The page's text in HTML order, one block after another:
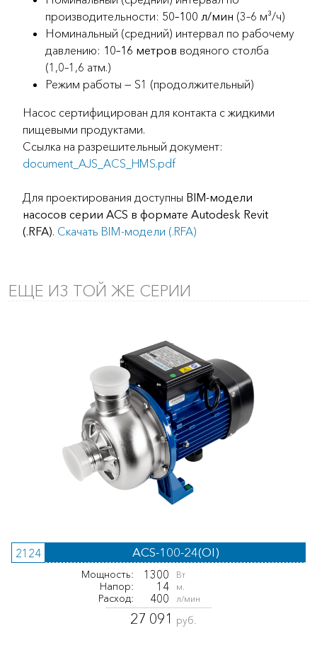
производительности: 50–100 л/мин (3–6 м³/ч)
Номинальный (средний) интервал по рабочему
давлению: 10–16 метров водяного столба
(1,0–1,6 атм.)
Режим работы — S1 (продолжительный)
Насос сертифицирован для контакта с жидкими
пищевыми продуктами.
Ссылка на разрешительный документ:
document_AJS_ACS_HMS.pdf
Для проектирования доступны BIM-модели
насосов серии ACS в формате Autodesk Revit
(.RFA). Скачать BIM-модели (.RFA)
ЕЩЕ ИЗ ТОЙ ЖЕ СЕРИИ
2124 ACS-100-24(OI)
Мощность: 1300 Вт
Напор: 14 м.
Расход: 400 л/мин
27 091 руб.